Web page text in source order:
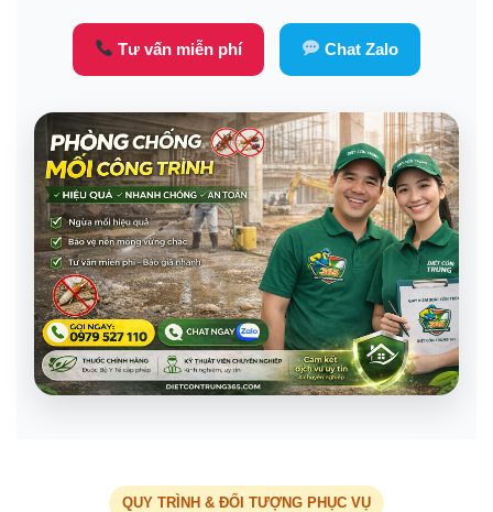
Tư vấn miễn phí Chat Zalo
QUY TRÌNH & ĐỐI TƯỢNG PHỤC VỤ